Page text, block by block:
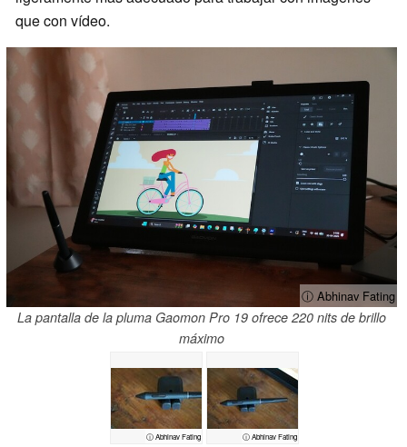
que con vídeo.
ⓘ Abhinav Fating
La pantalla de la pluma Gaomon Pro 19 ofrece 220 nits de brillo
máximo
ⓘ Abhinav Fating ⓘ Abhinav Fating